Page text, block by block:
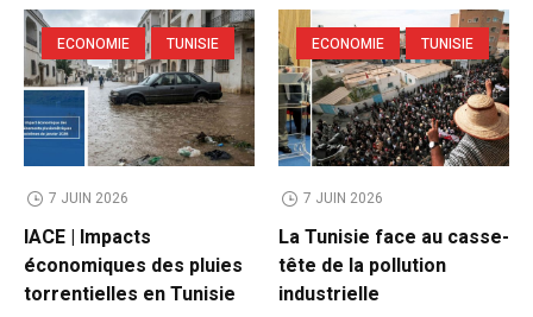
ECONOMIE TUNISIE
7 JUIN 2026
IACE | Impacts
économiques des pluies
torrentielles en Tunisie
ECONOMIE TUNISIE
7 JUIN 2026
La Tunisie face au casse-
tête de la pollution
industrielle